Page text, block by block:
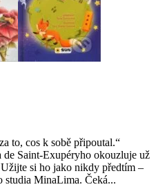
to, cos k sobě připoutal.“
Saint-Exupéryho okouzluje už
si ho jako nikdy předtím –
studia MinaLima. Čeká...